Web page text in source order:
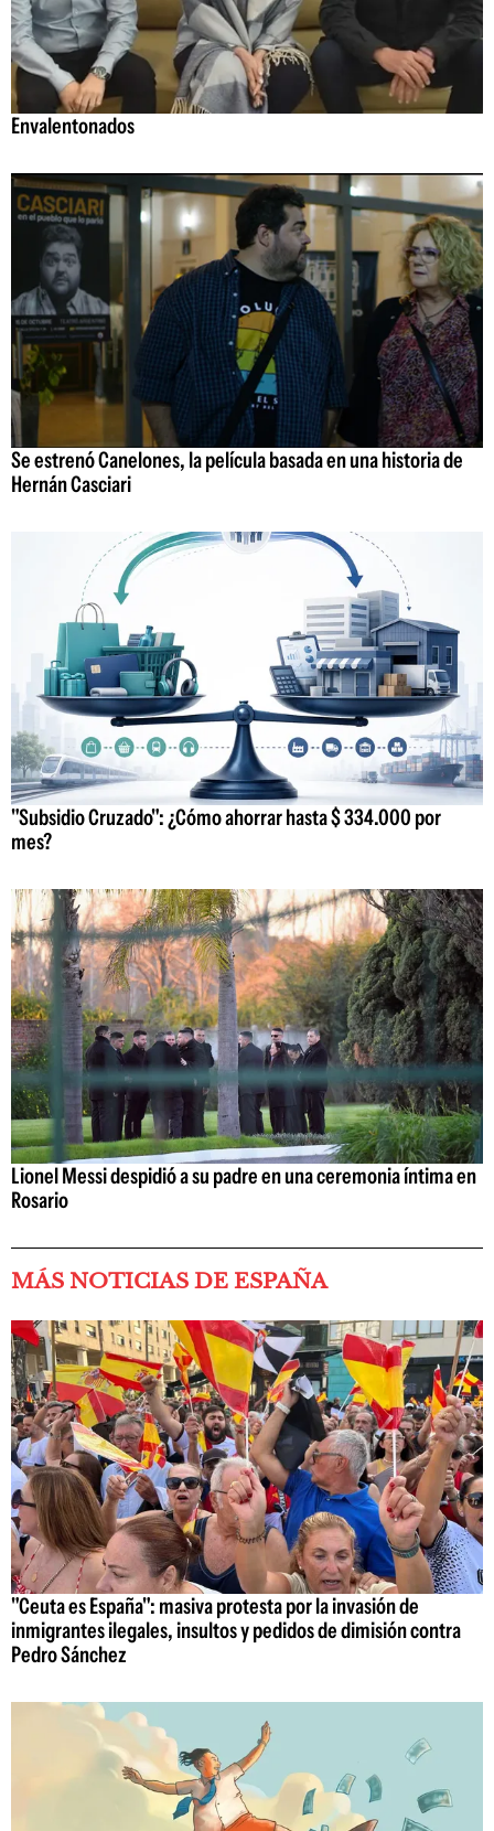
Envalentonados
Se estrenó Canelones, la película basada en una historia de
Hernán Casciari
"Subsidio Cruzado": ¿Cómo ahorrar hasta $ 334.000 por
mes?
Lionel Messi despidió a su padre en una ceremonia íntima en
Rosario
MÁS NOTICIAS DE ESPAÑA
"Ceuta es España": masiva protesta por la invasión de
inmigrantes ilegales, insultos y pedidos de dimisión contra
Pedro Sánchez